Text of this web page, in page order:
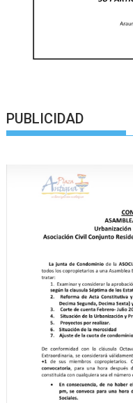
PUBLICIDAD